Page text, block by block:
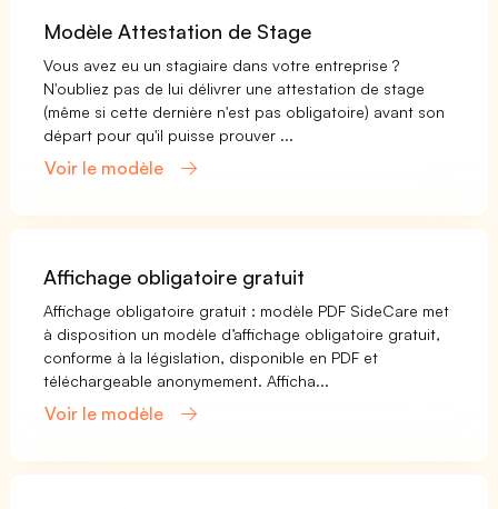
Modèle Attestation de Stage
Vous avez eu un stagiaire dans votre entreprise ?
N'oubliez pas de lui délivrer une attestation de stage
(même si cette dernière n'est pas obligatoire) avant son
départ pour qu'il puisse prouver ...
Voir le modèle
Affichage obligatoire gratuit
Affichage obligatoire gratuit : modèle PDF SideCare met
à disposition un modèle d’affichage obligatoire gratuit,
conforme à la législation, disponible en PDF et
téléchargeable anonymement. Afficha...
Voir le modèle